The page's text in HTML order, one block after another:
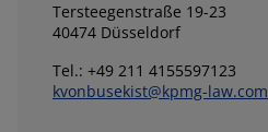
Tersteegenstraße 19-23
40474 Düsseldorf
Tel.: +49 211 4155597123
kvonbusekist@kpmg-law.com